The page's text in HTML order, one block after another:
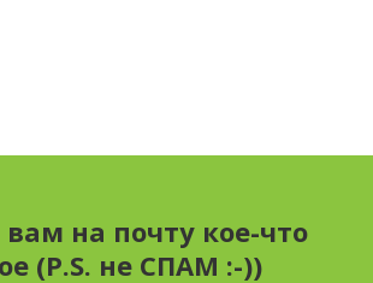
на почту кое-что
(P.S. не СПАМ :-))